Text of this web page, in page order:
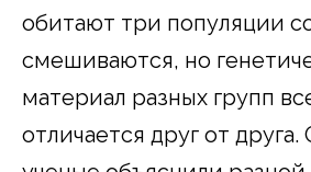
обитают три популяции
смешиваются, но
материал разных групп
отличается друг от друга.